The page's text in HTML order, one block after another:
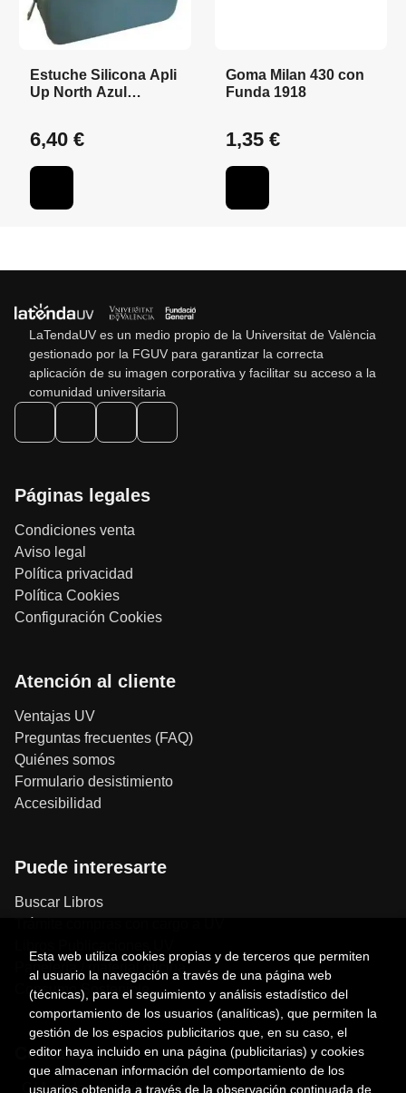
Estuche Silicona Apli
Up North Azul
6,40 €
Goma Milan 430 con
Funda 1918
1,35 €
LaTendaUV es un medio propio de la Universitat de València
gestionado por la FGUV para garantizar la correcta
aplicación de su imagen corporativa y facilitar su acceso a la
comunidad universitaria
Páginas legales
Condiciones venta
Aviso legal
Política privacidad
Política Cookies
Configuración Cookies
Atención al cliente
Ventajas UV
Preguntas frecuentes (FAQ)
Quiénes somos
Formulario desistimiento
Accesibilidad
Puede interesarte
Buscar Libros
Papelería / material oficina
Consumo Sostenible
Contacto
C/ Amadeo de Saboya, 4
Esta web utiliza cookies propias y de terceros que permiten
al usuario la navegación a través de una página web
(técnicas), para el seguimiento y análisis estadístico del
comportamiento de los usuarios (analíticas), que permiten la
gestión de los espacios publicitarios que, en su caso, el
editor haya incluido en una página (publicitarias) y cookies
que almacenan información del comportamiento de los
usuarios obtenida a través de la observación continuada de